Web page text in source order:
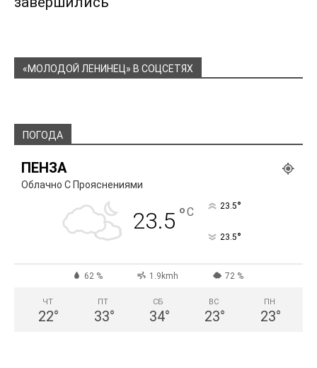
«МОЛОДОЙ ЛЕНИНЕЦ» В СОЦСЕТЯХ
ПОГОДА
ПЕНЗА
Облачно С Прояснениями
23.5 °C 23.5°
23.5°
62 % 1.9kmh 72 %
ЧТ
22°
ПТ
33°
СБ
34°
ВС
23°
ПН
23°